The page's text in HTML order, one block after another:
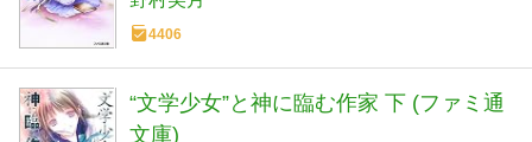
4406
“文学少女”と神に臨む作家 下 (ファミ通
文庫)